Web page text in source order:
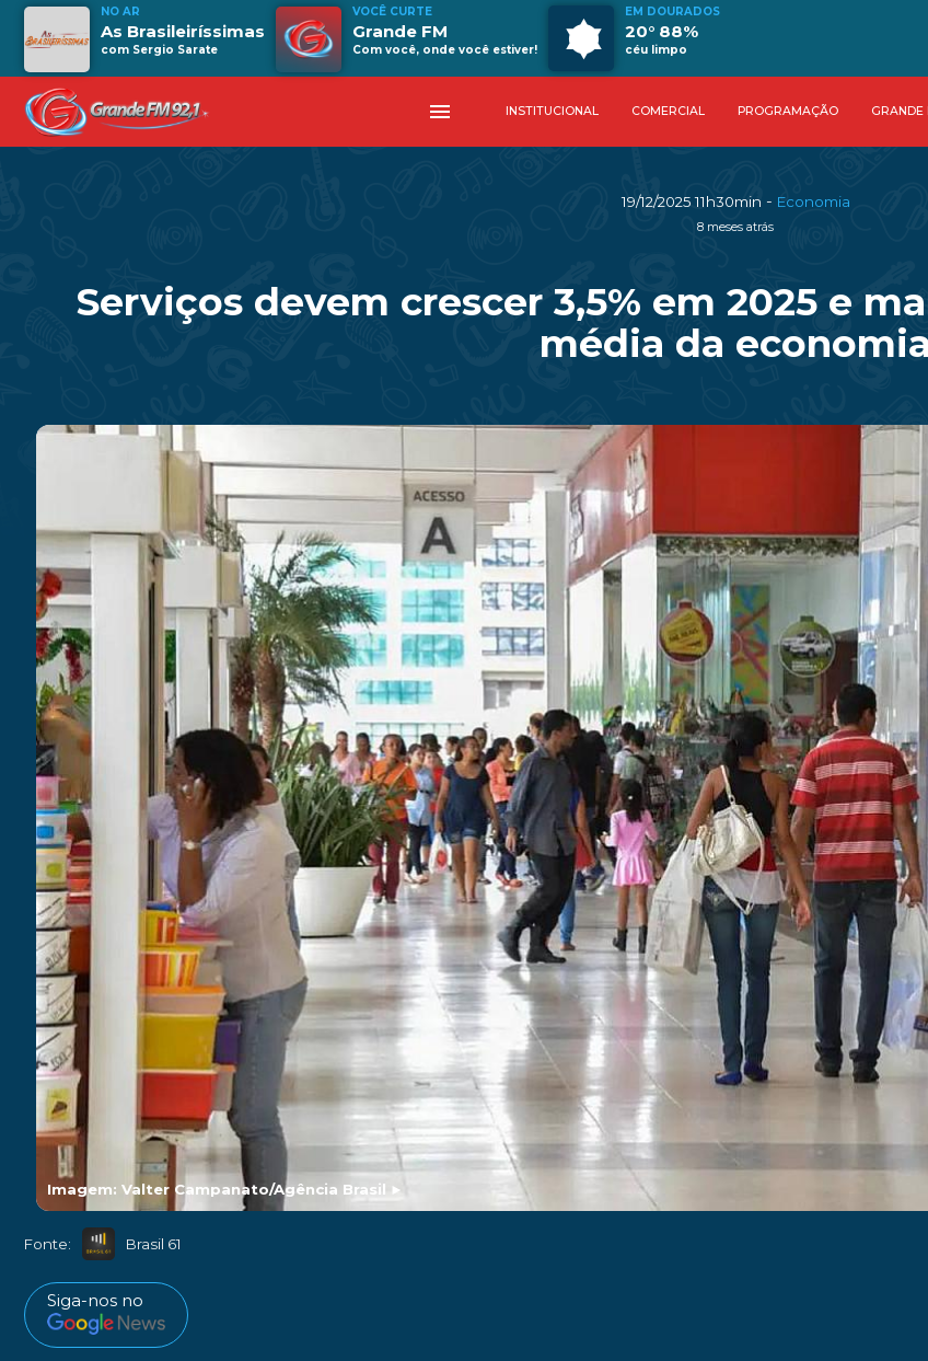
NO AR
As Brasileiríssimas
com Sergio Sarate
VOCÊ CURTE
Grande FM
Com você, onde você estiver!
EM DOURADOS
20° 88%
céu limpo
menu INSTITUCIONAL COMERCIAL PROGRAMAÇÃO GRANDE
19/12/2025 11h30min - Economia
8 meses atrás
Serviços devem crescer 3,5% em 2025 e
média da economia
Imagem: Valter Campanato/Agência Brasil ►
Fonte: Brasil 61
Siga-nos no